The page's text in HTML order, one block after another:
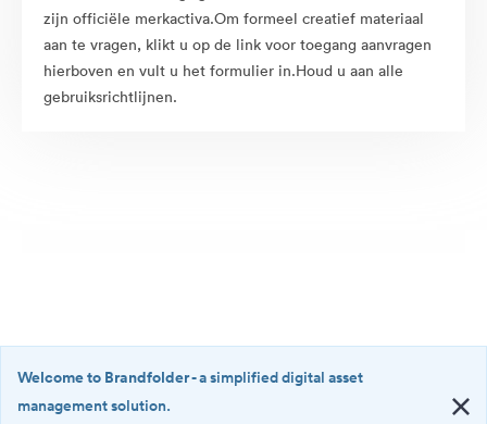
zijn officiële merkactiva.Om formeel creatief materiaal
aan te vragen, klikt u op de link voor toegang aanvragen
hierboven en vult u het formulier in.Houd u aan alle
gebruiksrichtlijnen.
Welcome to Brandfolder- a simplified digital asset
management solution.